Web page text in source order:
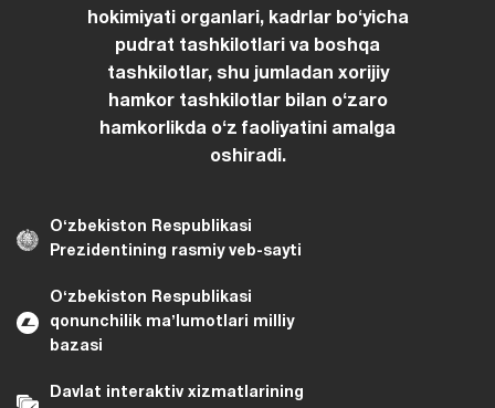
hokimiyati organlari, kadrlar boʻyicha
pudrat tashkilotlari va boshqa
tashkilotlar, shu jumladan xorijiy
hamkor tashkilotlar bilan oʻzaro
hamkorlikda oʻz faoliyatini amalga
oshiradi.
Oʻzbekiston Respublikasi
Prezidentining rasmiy veb-sayti
Oʻzbekiston Respublikasi
qonunchilik maʼlumotlari milliy
bazasi
Davlat interaktiv xizmatlarining